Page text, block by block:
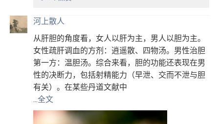
河上散人
从肝胆的角度看，女人以肝为主，男人以胆为主。
女性疏肝调血的方剂：逍遥散、四物汤。男性治胆
第一方：温胆汤。综合来看，胆的功能还表现在男
性的决断力，包括射精能力（早泄、交而不泄与胆
有关）。在某些丹道文献中
...全文